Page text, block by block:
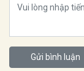
Gửi bình luận